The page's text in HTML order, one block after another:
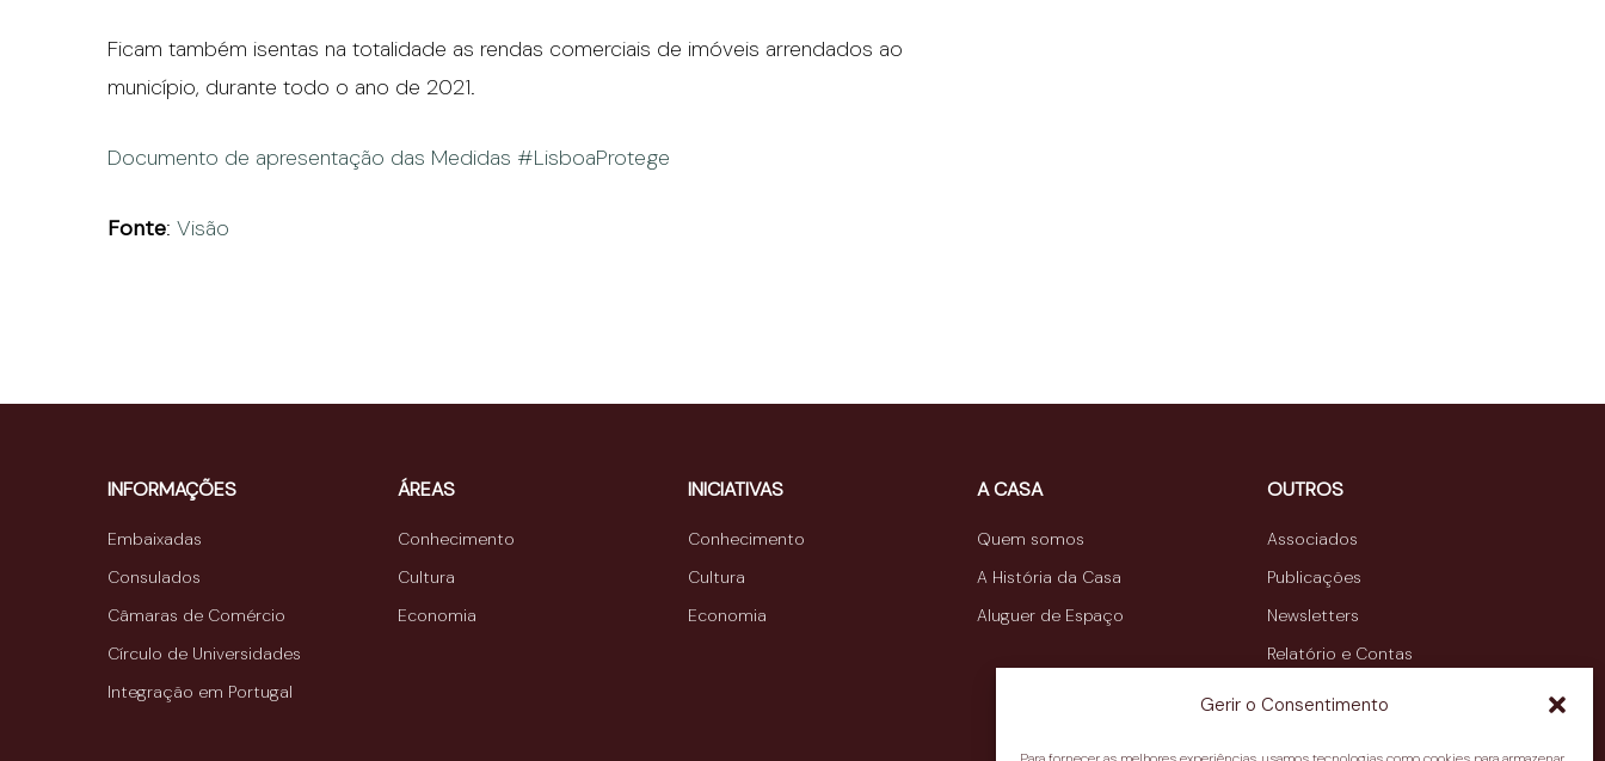
Gerir o Consentimento
Ficam também isentas na totalidade as rendas comerciais de imóveis arrendados ao
município, durante todo o ano de 2021.
Documento de apresentação das Medidas #LisboaProtege
Fonte:Visão
INFORMAÇÕES
Embaixadas
Consulados
Câmaras de Comércio
Círculo de Universidades
Integração em Portugal
ÁREAS
Conhecimento
Cultura
Economia
INICIATIVAS
Conhecimento
Cultura
Economia
A CASA
Quem somos
A História da Casa
Aluguer de Espaço
OUTROS
Associados
Publicações
Newsletters
Relatório e Contas